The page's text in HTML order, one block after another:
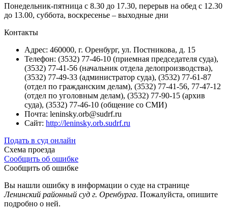
Понедельник-пятница с 8.30 до 17.30, перерыв на обед с 12.30
до 13.00, суббота, воскресенье – выходные дни
Контакты
Адрес: 460000, г. Оренбург, ул. Постникова, д. 15
Телефон: (3532) 77-46-10 (приемная председателя суда),
(3532) 77-41-56 (начальник отдела делопроизводства),
(3532) 77-49-33 (администратор суда), (3532) 77-61-87
(отдел по гражданским делам), (3532) 77-41-56, 77-47-12
(отдел по уголовным делам), (3532) 77-90-15 (архив
суда), (3532) 77-46-10 (общение со СМИ)
Почта: leninsky.orb@sudrf.ru
Сайт: http://leninsky.orb.sudrf.ru
Подать в суд онлайн
Схема проезда
Сообщить об ошибке
Сообщить об ошибке
Вы нашли ошибку в информации о суде на странице
Ленинский районный суд г. Оренбурга. Пожалуйста, опишите
подробно о ней.